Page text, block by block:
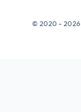
© 2020 - 2026